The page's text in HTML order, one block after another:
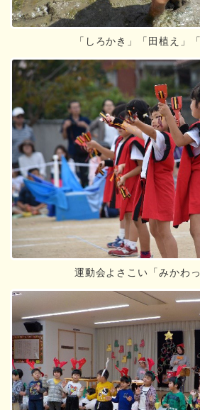
「しろかき」「田植え」
運動会よさこい「みかわっ